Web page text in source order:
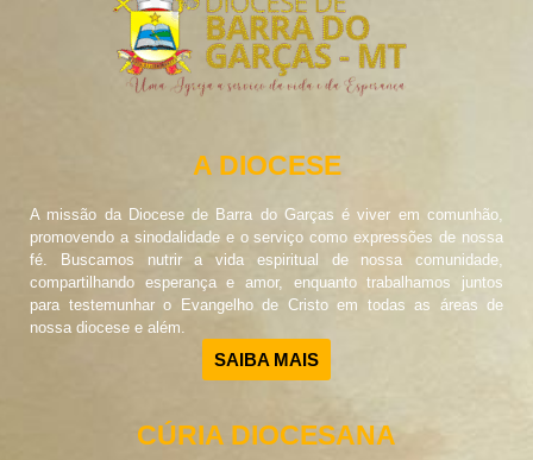
A DIOCESE
A missão da Diocese de Barra do Garças é viver em comunhão,
promovendo a sinodalidade e o serviço como expressões de nossa
fé. Buscamos nutrir a vida espiritual de nossa comunidade,
compartilhando esperança e amor, enquanto trabalhamos juntos
para testemunhar o Evangelho de Cristo em todas as áreas de
nossa diocese e além.
SAIBA MAIS
CÚRIA DIOCESANA